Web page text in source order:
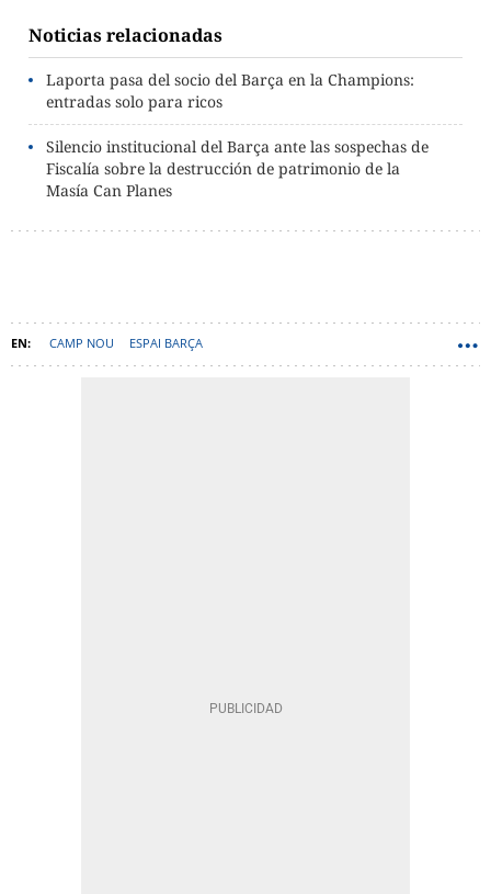
Noticias relacionadas
Laporta pasa del socio del Barça en la Champions:
entradas solo para ricos
Silencio institucional del Barça ante las sospechas de
Fiscalía sobre la destrucción de patrimonio de la
Masía Can Planes
CAMP NOU ESPAI BARÇA